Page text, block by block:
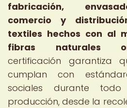
fabricación,
comercio y
textiles hechos con al
fibras naturales
certificación garantiza
cumplan con
sociales durante
producción, desde la